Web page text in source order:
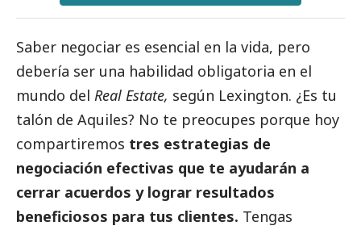
Saber negociar es esencial en la vida, pero
debería ser una habilidad obligatoria en el
mundo del Real Estate, según Lexington. ¿Es tu
talón de Aquiles? No te preocupes porque hoy
compartiremos tres estrategias de
negociación efectivas que te ayudarán a
cerrar acuerdos y lograr resultados
beneficiosos para tus clientes. Tengas